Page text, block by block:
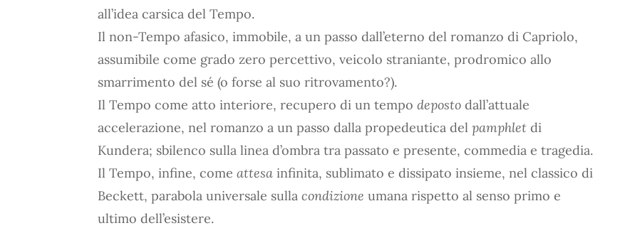
all’idea carsica del Tempo.
Il non-Tempo afasico, immobile, a un passo dall’eterno del romanzo di Capriolo,
assumibile come grado zero percettivo, veicolo straniante, prodromico allo
smarrimento del sé (o forse al suo ritrovamento?).
Il Tempo come atto interiore, recupero di un tempo deposto dall’attuale
accelerazione, nel romanzo a un passo dalla propedeutica del pamphlet di
Kundera; sbilenco sulla linea d’ombra tra passato e presente, commedia e tragedia.
Il Tempo, infine, come attesa infinita, sublimato e dissipato insieme, nel classico di
Beckett, parabola universale sulla condizione umana rispetto al senso primo e
ultimo dell’esistere.